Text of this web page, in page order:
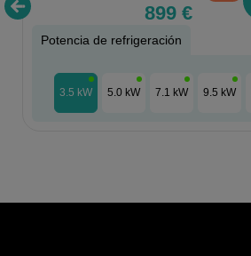
899 €
Potencia de refrigeración
3.5 kW 5.0 kW 7.1 kW 9.5 kW